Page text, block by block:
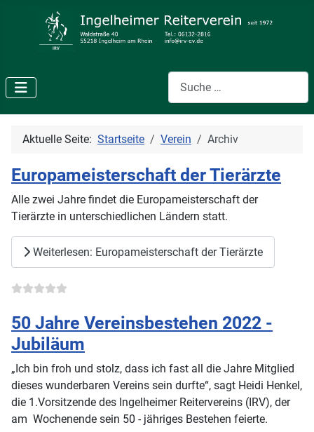
Suchen
Aktuelle Seite: Startseite Verein Archiv
Europameisterschaft der Tierärzte
Alle zwei Jahre findet die Europameisterschaft der
Tierärzte in unterschiedlichen Ländern statt.
Weiterlesen: Europameisterschaft der Tierärzte
50 Jahre Vereinsbestehen 2022 -
Jubiläum
„Ich bin froh und stolz, dass ich fast all die Jahre Mitglied
dieses wunderbaren Vereins sein durfte“, sagt Heidi Henkel,
die 1.Vorsitzende des Ingelheimer Reitervereins (IRV), der
am Wochenende sein 50 - jähriges Bestehen feierte.